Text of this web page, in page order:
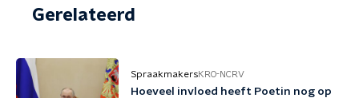
Gerelateerd
SpraakmakersKRO-NCRV
Hoeveel invloed heeft Poetin nog op